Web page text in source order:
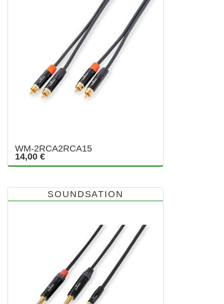
WM-2RCA2RCA15
14,00 €
SOUNDSATION